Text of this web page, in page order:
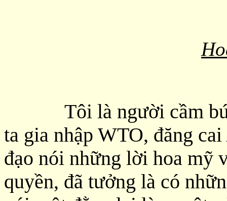
Tôi là người cầm bút,
ta gia nhập WTO, đăng
đạo nói những lời hoa mỹ
quyền, đã tưởng là có